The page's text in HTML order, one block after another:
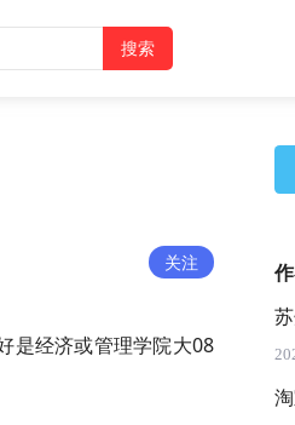
关注
是经济或管理学院大08